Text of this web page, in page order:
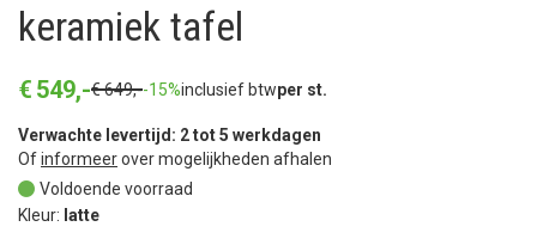
keramiek tafel
€ 549,-€649,--15%inclusief btwper st.
Verwachte levertijd: 2 tot 5 werkdagen
Ofinformeerover mogelijkheden afhalen
Voldoende voorraad
Kleur: latte